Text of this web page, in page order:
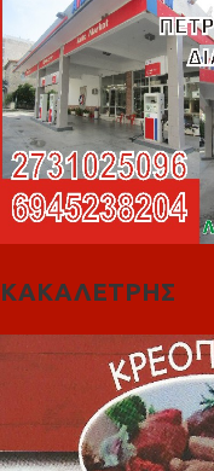
ΚΑΚΑΛΕΤΡΗΣ